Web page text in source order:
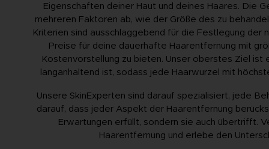
Eigenschaften deiner Haut und deines Haares. Die
mehreren Faktoren ab, wie der Größe des zu
Kriterien sind ausschlaggebend für die Festlegung der
Preise für deine dauerhafte Haarentfernung mit
Kostenvorstellung zu bieten. Unser oberstes Ziel ist
langanhaltend ist, sodass jede Haarwurzel mit
Unsere SkinExperten sind darauf spezialisiert, jede
darauf, dass jeder Aspekt der Haarentfernung
Erwartungen erfüllt, sondern sie auch übertrifft.
Haarentfernung und erlebe den